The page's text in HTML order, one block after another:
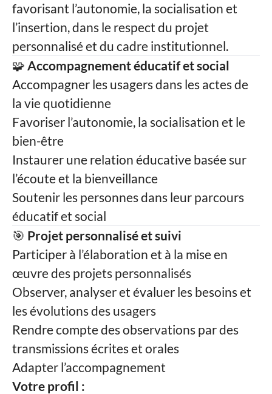
favorisant l’autonomie, la socialisation et
l’insertion, dans le respect du projet
personnalisé et du cadre institutionnel.
🧩 Accompagnement éducatif et social
Accompagner les usagers dans les actes de
la vie quotidienne
Favoriser l’autonomie, la socialisation et le
bien-être
Instaurer une relation éducative basée sur
l’écoute et la bienveillance
Soutenir les personnes dans leur parcours
éducatif et social
🎯 Projet personnalisé et suivi
Participer à l’élaboration et à la mise en
œuvre des projets personnalisés
Observer, analyser et évaluer les besoins et
les évolutions des usagers
Rendre compte des observations par des
transmissions écrites et orales
Adapter l’accompagnement
Votre profil :